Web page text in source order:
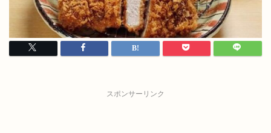
スポンサーリンク